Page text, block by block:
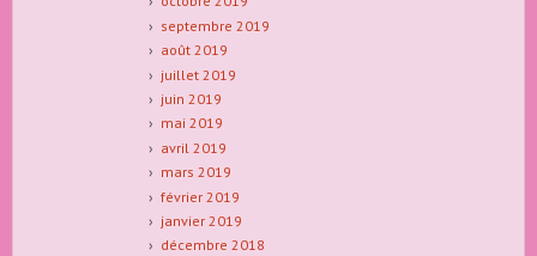
septembre 2019
août 2019
juillet 2019
juin 2019
mai 2019
avril 2019
mars 2019
février 2019
janvier 2019
décembre 2018